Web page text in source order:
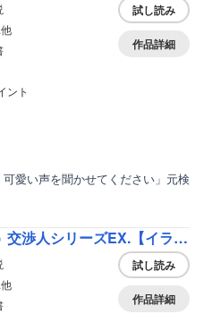
ント
試し読み
作品詳細
愛い声を聞かせてください」元検
スウィーパーはときどき笑う 交渉人シリーズEX.【イラスト付】
試し読み
作品詳細